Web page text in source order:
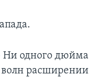
Ни одного дюйма
волн расширении